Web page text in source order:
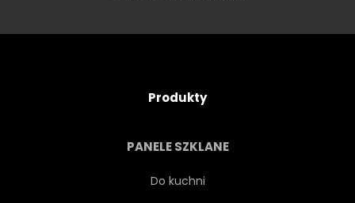
Produkty
PANELE SZKLANE
Do kuchni